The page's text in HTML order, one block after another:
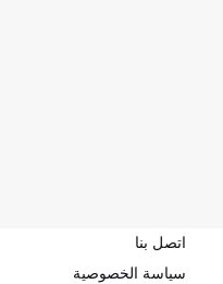
اتصل بنا
سياسة الخصوصية